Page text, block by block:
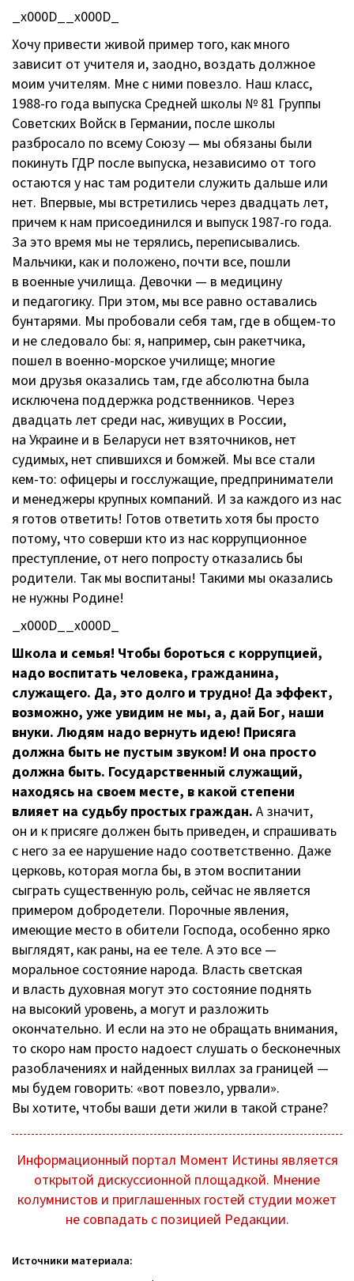
_x000D__x000D_
Хочу привести живой пример того, как много
зависит от учителя и, заодно, воздать должное
моим учителям. Мне с ними повезло. Наш класс,
1988-го года выпуска Средней школы № 81 Группы
Советских Войск в Германии, после школы
разбросало по всему Союзу — мы обязаны были
покинуть ГДР после выпуска, независимо от того
остаются у нас там родители служить дальше или
нет. Впервые, мы встретились через двадцать лет,
причем к нам присоединился и выпуск 1987-го года.
За это время мы не терялись, переписывались.
Мальчики, как и положено, почти все, пошли
в военные училища. Девочки — в медицину
и педагогику. При этом, мы все равно оставались
бунтарями. Мы пробовали себя там, где в общем-то
и не следовало бы: я, например, сын ракетчика,
пошел в военно-морскоеучилище; многие
мои друзья оказались там, где абсолютна была
исключена поддержка родственников. Через
двадцать лет среди нас, живущих в России,
на Украине и в Беларуси нет взяточников, нет
судимых, нет спившихся и бомжей. Мы все стали
кем-то: офицеры и госслужащие, предприниматели
и менеджеры крупных компаний. И за каждого из нас
я готов ответить! Готов ответить хотя бы просто
потому, что соверши кто из нас коррупционное
преступление, от него попросту отказались бы
родители. Так мы воспитаны! Такими мы оказались
не нужны Родине!
_x000D__x000D_
Школа и семья! Чтобы бороться с коррупцией,
надо воспитать человека, гражданина,
служащего. Да, это долго и трудно! Да эффект,
возможно, уже увидим не мы, а, дай Бог, наши
внуки. Людям надо вернуть идею! Присяга
должна быть не пустым звуком! И она просто
должна быть. Государственный служащий,
находясь на своем месте, в какой степени
влияет на судьбу простых граждан. А значит,
он и к присяге должен быть приведен, и спрашивать
с него за ее нарушение надо соответственно. Даже
церковь, которая могла бы, в этом воспитании
сыграть существенную роль, сейчас не является
примером добродетели. Порочные явления,
имеющие место в обители Господа, особенно ярко
выглядят, как раны, на ее теле. А это все —
моральное состояние народа. Власть светская
и власть духовная могут это состояние поднять
на высокий уровень, а могут и разложить
окончательно. И если на это не обращать внимания,
то скоро нам просто надоест слушать о бесконечных
разоблачениях и найденных виллах за границей —
мы будем говорить: «вот повезло, урвали».
Вы хотите, чтобы ваши дети жили в такой стране?
Информационный портал Момент Истины является
открытой дискуссионной площадкой. Мнение
колумнистов и приглашенных гостей студии может
не совпадать с позицией Редакции.
Источники материала: